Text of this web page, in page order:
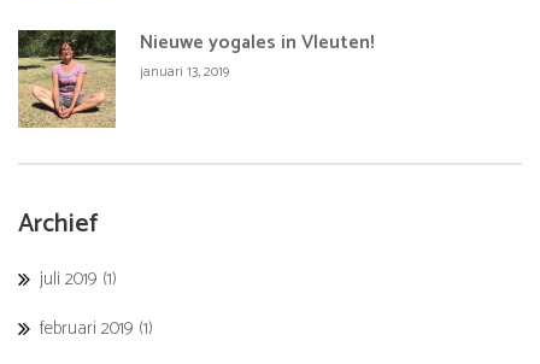
Nieuwe yogales in Vleuten!
januari 13, 2019
Archief
juli 2019 (1)
februari 2019 (1)